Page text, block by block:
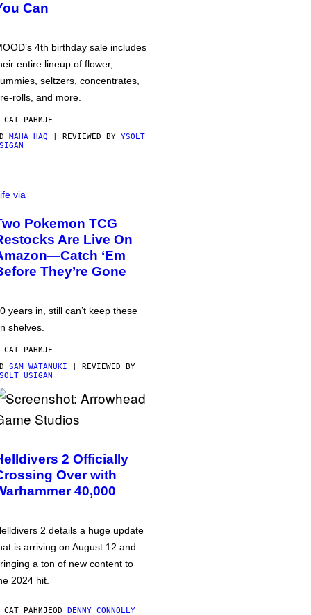
Can
4th birthday sale includes
entire lineup of flower,
seltzers, concentrates,
rolls, and more.
САТ РАНИЈЕ
MAHA HAQ | REVIEWED BY YSOLT
via
Pokemon TCG
Are Live On
‘Em
They’re Gone
years in, still can’t keep these
shelves.
САТ РАНИЈЕ
SAM WATANUKI | REVIEWED BY
USIGAN
2 Officially
Over with
40,000
2 details a huge update
is arriving on August 12 and
a ton of new content to
2024 hit.
САТ РАНИЈЕOD DENNY CONNOLLY